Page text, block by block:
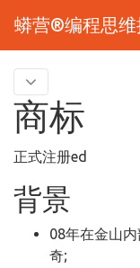
蟒营®编程思维
商标
正式注册ed
背景
08年在金山
奇;